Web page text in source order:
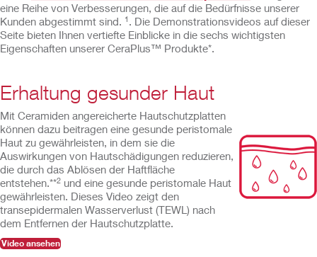
eine Reihe von Verbesserungen, die auf die Bedürfnisse unserer
Kunden abgestimmt sind.
1
. Die Demonstrationsvideos auf dieser
Seite bieten Ihnen vertiefte Einblicke in die sechs wichtigsten
Eigenschaften unserer CeraPlus™ Produkte*.
Erhaltung gesunder Haut
Mit Ceramiden angereicherte Hautschutzplatten
können dazu beitragen eine gesunde peristomale
Haut zu gewährleisten, in dem sie die
Auswirkungen von Hautschädigungen reduzieren,
die durch das Ablösen der Haftfläche
entstehen.**2 und eine gesunde peristomale Haut
gewährleisten. Dieses Video zeigt den
transepidermalen Wasserverlust (TEWL) nach
dem Entfernen der Hautschutzplatte.
Video ansehen